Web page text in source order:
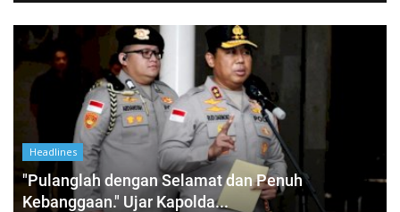
Headlines
"Pulanglah dengan Selamat dan Penuh
Kebanggaan." Ujar Kapolda...